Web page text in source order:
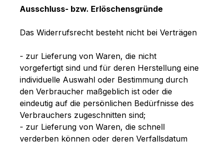
Ausschluss- bzw. Erlöschensgründe
Das Widerrufsrecht besteht nicht bei Verträgen
- zur Lieferung von Waren, die nicht
vorgefertigt sind und für deren Herstellung eine
individuelle Auswahl oder Bestimmung durch
den Verbraucher maßgeblich ist oder die
eindeutig auf die persönlichen Bedürfnisse des
Verbrauchers zugeschnitten sind;
- zur Lieferung von Waren, die schnell
verderben können oder deren Verfallsdatum